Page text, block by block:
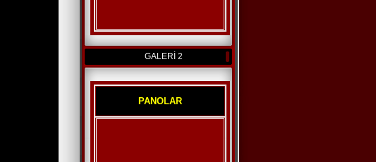
GALERİ 2
PANOLAR